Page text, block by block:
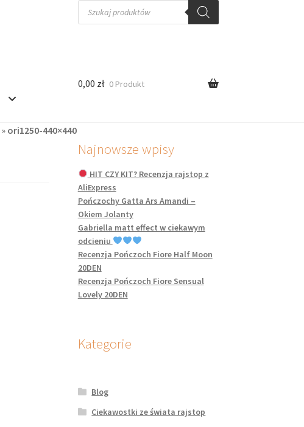
Wyszukiwarka
produktów
0,00 zł 0 Produkt
» ori1250-440×440
Najnowsze wpisy
HIT CZY KIT? Recenzja rajstop z
AliExpress
Pończochy Gatta Ars Amandi –
Okiem Jolanty
Gabriella matt effect w ciekawym
odcieniu
Recenzja Pończoch Fiore Half Moon
20DEN
Recenzja Pończoch Fiore Sensual
Lovely 20DEN
Kategorie
Blog
Ciekawostki ze świata rajstop